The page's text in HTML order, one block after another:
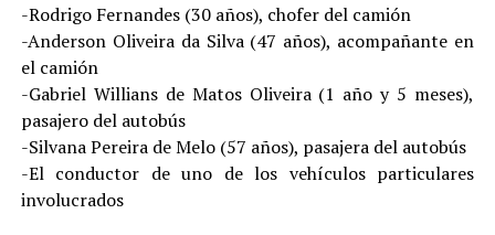
-Rodrigo Fernandes (30 años), chofer del camión
-Anderson Oliveira da Silva (47 años), acompañante en
el camión
-Gabriel Willians de Matos Oliveira (1 año y 5 meses),
pasajero del autobús
-Silvana Pereira de Melo (57 años), pasajera del autobús
-El conductor de uno de los vehículos particulares
involucrados